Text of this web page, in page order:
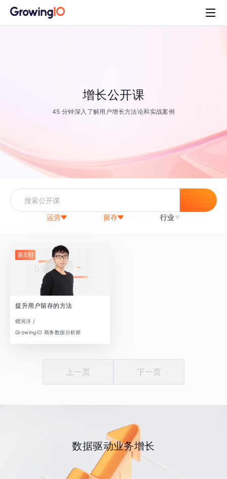
增长公开课
45 分钟深入了解用户增长方法论和实战案例
运营 留存 行业
第8期
提升用户留存的方法
檀润洋 /
GrowingIO 商务数据分析师
上一页 下一页
数据驱动业务增长